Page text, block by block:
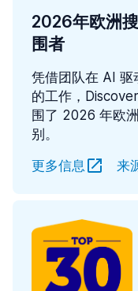
2026年欧洲
围者
凭借团队在 AI 驱
的工作，
围了 2026 年欧
别。
更多信息
来